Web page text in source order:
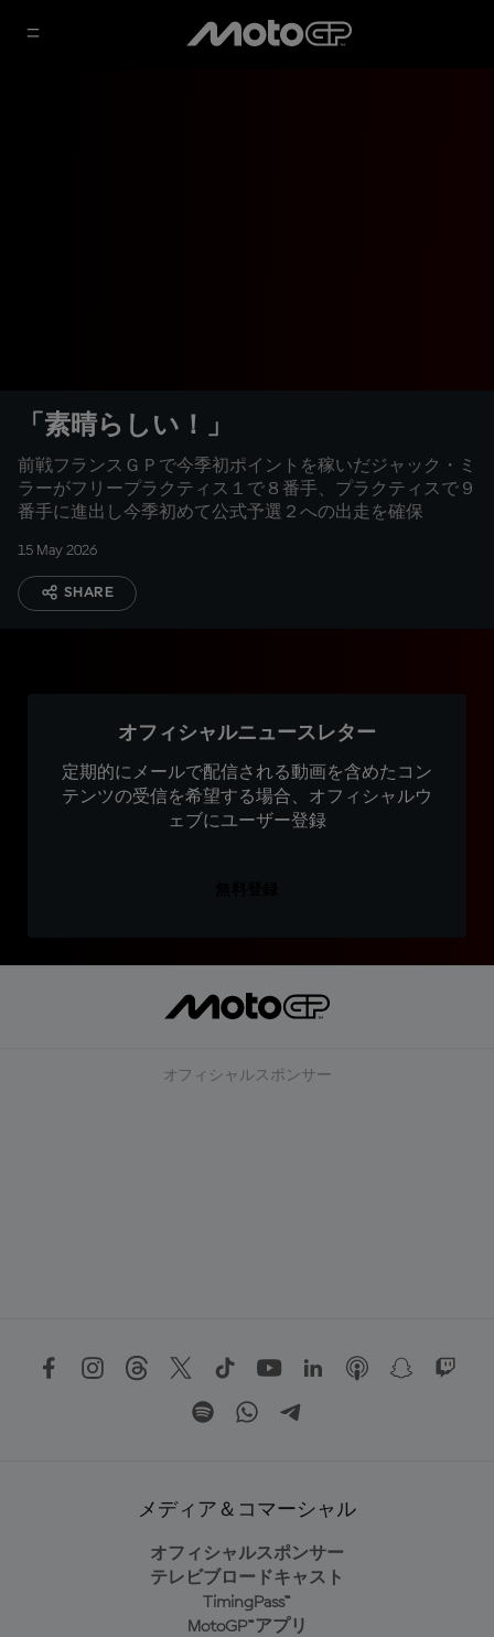
「素晴らしい！」
前戦フランスＧＰで今季初ポイントを稼いだジャック・ミ
ラーがフリープラクティス１で８番手、プラクティスで９
番手に進出し今季初めて公式予選２への出走を確保
15 May 2026
SHARE
オフィシャルニュースレター
定期的にメールで配信される動画を含めたコン
テンツの受信を希望する場合、オフィシャルウ
ェブにユーザー登録
オフィシャルスポンサー
メディア＆コマーシャル
オフィシャルスポンサー
テレビブロードキャスト
TimingPass™
MotoGP™アプリ